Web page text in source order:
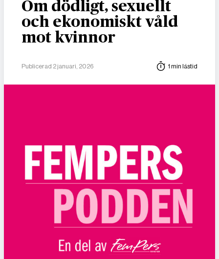
Om dödligt, sexuellt
och ekonomiskt våld
mot kvinnor
Publicerad 2 januari, 2026 1 min lästid